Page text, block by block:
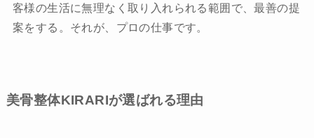
客様の生活に無理なく取り入れられる範囲で、最善の提
案をする。それが、プロの仕事です。
美骨整体KIRARIが選ばれる理由